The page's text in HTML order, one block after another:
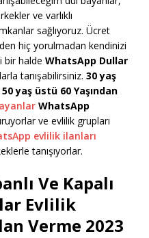
ve varlıklı
sağlıyoruz. Ücret
hiç yorulmadan kendinizi
bir halde WhatsApp Dullar
tanışabilirsiniz. 30 yaş
yaş üstü 60 Yaşından
WhatsApp
ve evlilik grupları
evlilik ilanları
tanışıyorlar.
Ve Kapalı
Evlilik
Verme 2023